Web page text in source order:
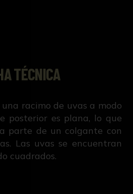
TÉCNICA
racimo de uvas a modo
posterior es plana, lo que
parte de un colgante con
Las uvas se encuentran
cuadrados.